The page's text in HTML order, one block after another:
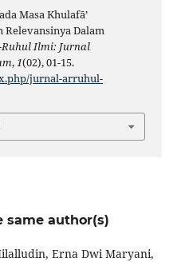
Masa Khulafā’
Dalam
Ilmi: Jurnal
,1(02), 01-15.
jurnal-arruhul-
same author(s)
Erna Dwi Maryani,